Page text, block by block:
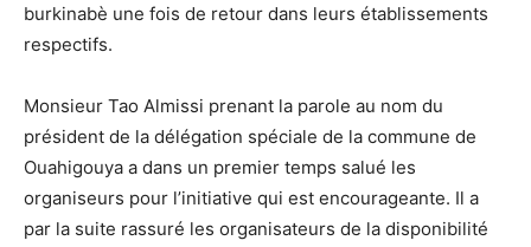
burkinabè une fois de retour dans leurs établissements
respectifs.
Monsieur Tao Almissi prenant la parole au nom du
président de la délégation spéciale de la commune de
Ouahigouya a dans un premier temps salué les
organiseurs pour l’initiative qui est encourageante. Il a
par la suite rassuré les organisateurs de la disponibilité